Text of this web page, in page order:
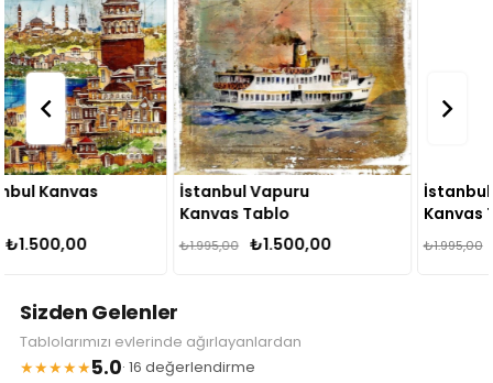
İstanbul Vapuru
₺1.500,00
₺1.995,00
İstanbul Mimarisi
Kanvas Tablo
₺1.500,00
₺1.995,00
Sizden Gelenler
Tablolarımızı evlerinde ağırlayanlardan
★★★★★5.0· 16 değerlendirme